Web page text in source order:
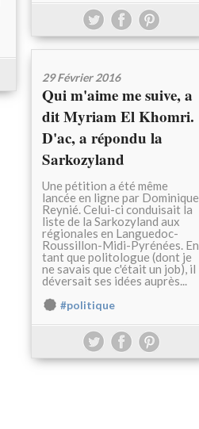
29 Février 2016
Qui m'aime me suive, a
dit Myriam El Khomri.
D'ac, a répondu la
Sarkozyland
Une pétition a été même
lancée en ligne par Dominique
Reynié. Celui-ci conduisait la
liste de la Sarkozyland aux
régionales en Languedoc-
Roussillon-Midi-Pyrénées. En
tant que politologue (dont je
ne savais que c'était un job), il
déversait ses idées auprès...
#politique